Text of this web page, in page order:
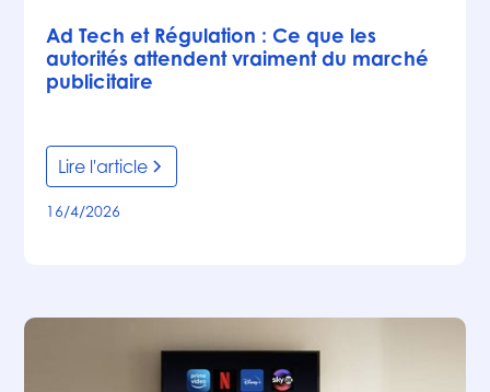
Ad Tech et Régulation : Ce que les
autorités attendent vraiment du marché
publicitaire
Lire l'article
16/4/2026